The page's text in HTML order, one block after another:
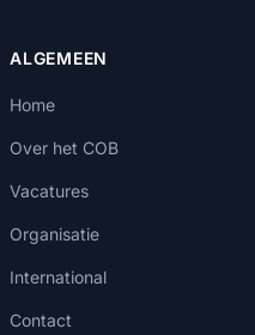
ALGEMEEN
Home
Over het COB
Vacatures
Organisatie
International
Contact